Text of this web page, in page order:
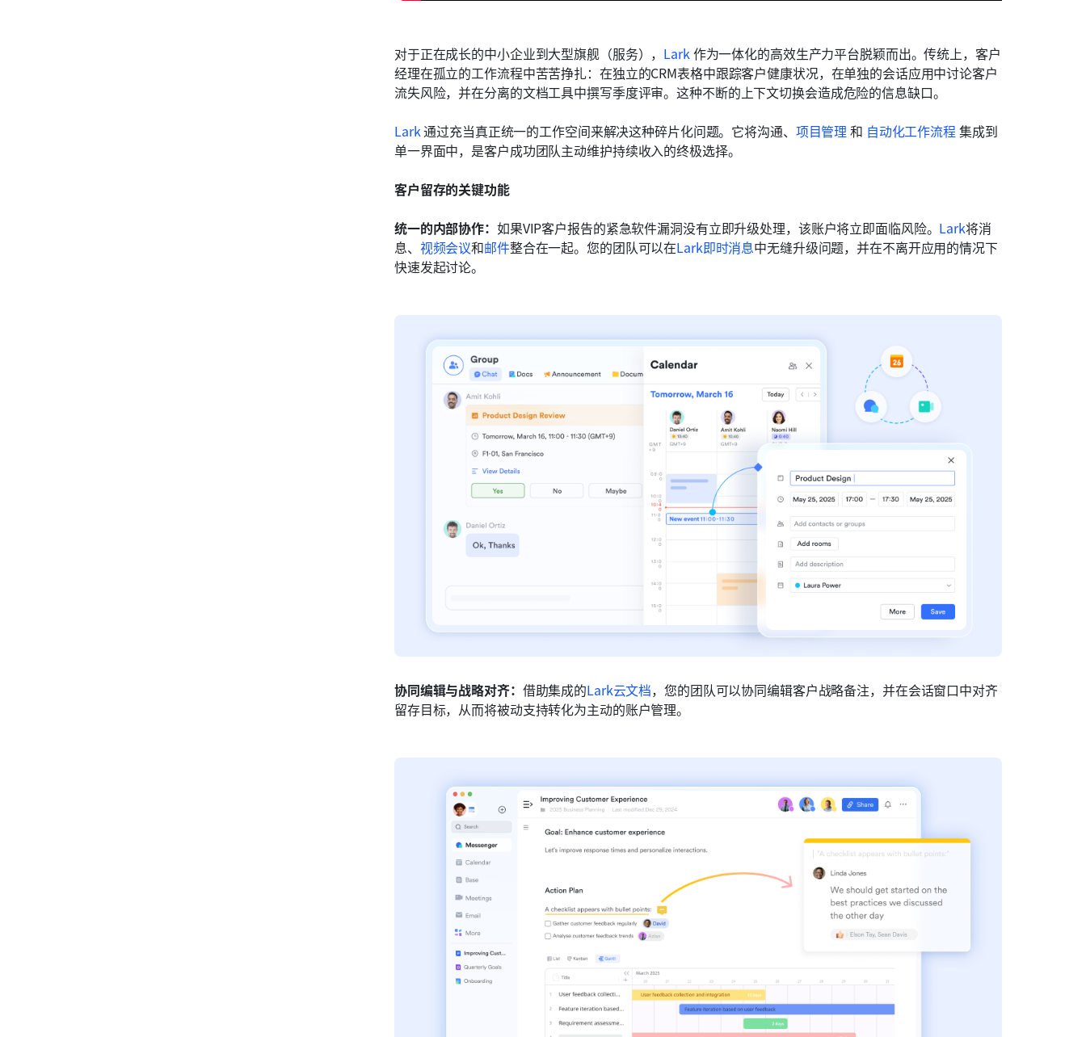
对于正在成长的中小企业到大型旗舰（服务）， Lark 作为一体化的高效生产力平台脱颖而出。传统上，客户
经理在孤立的工作流程中苦苦挣扎：在独立的CRM表格中跟踪客户健康状况，在单独的会话应用中讨论客户
流失风险，并在分离的文档工具中撰写季度评审。这种不断的上下文切换会造成危险的信息缺口。
Lark 通过充当真正统一的工作空间来解决这种碎片化问题。它将沟通、 项目管理 和 自动化工作流程 集成到
单一界面中，是客户成功团队主动维护持续收入的终极选择。
客户留存的关键功能
统一的内部协作： 如果VIP客户报告的紧急软件漏洞没有立即升级处理，该账户将立即面临风险。 Lark将消
息、 视频会议和邮件整合在一起。您的团队可以在Lark即时消息中无缝升级问题，并在不离开应用的情况下
快速发起讨论。
协同编辑与战略对齐： 借助集成的Lark云文档，您的团队可以协同编辑客户战略备注，并在会话窗口中对齐
留存目标，从而将被动支持转化为主动的账户管理。